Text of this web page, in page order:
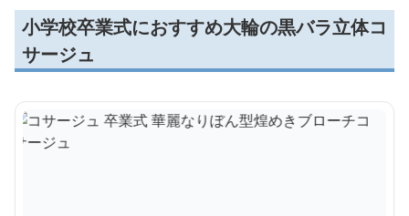
小学校卒業式におすすめ大輪の黒バラ立体コ
サージュ